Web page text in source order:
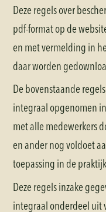
Deze regels over
pdf-format op de
en met vermelding in
daar worden
De bovenstaande
integraal opgenomen
met alle medewerkers
en ander nog voldoet
toepassing in de
Deze regels inzake
integraal onderdeel uit